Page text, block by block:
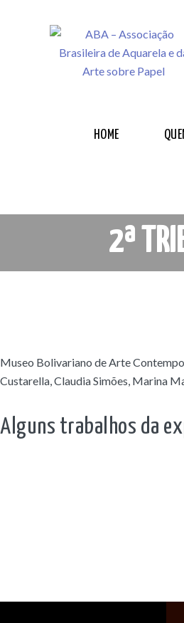
HOME
2ª
Museo Bolivariano de Arte
Custarella, Claudia Simões, Marina
Alguns trabalhos da